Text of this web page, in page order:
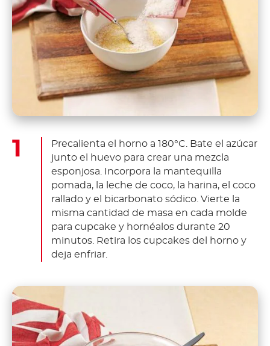
Precalienta el horno a 180°C. Bate el azúcar
junto el huevo para crear una mezcla
esponjosa. Incorpora la mantequilla
pomada, la leche de coco, la harina, el coco
rallado y el bicarbonato sódico. Vierte la
misma cantidad de masa en cada molde
para cupcake y hornéalos durante 20
minutos. Retira los cupcakes del horno y
deja enfriar.